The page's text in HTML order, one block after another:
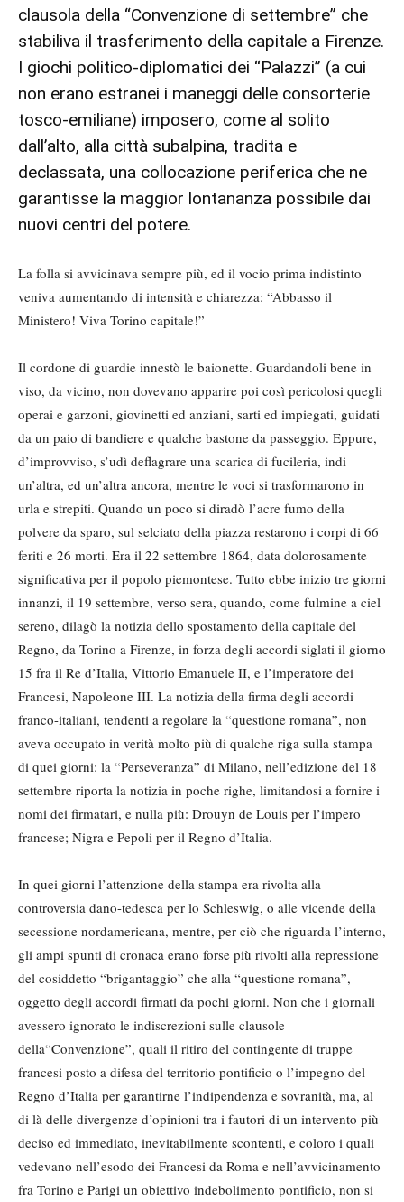
clausola della “Convenzione di settembre” che
stabiliva il trasferimento della capitale a Firenze.
I giochi politico-diplomatici dei “Palazzi” (a cui
non erano estranei i maneggi delle consorterie
tosco-emiliane) imposero, come al solito
dall’alto, alla città subalpina, tradita e
declassata, una collocazione periferica che ne
garantisse la maggior lontananza possibile dai
nuovi centri del potere.
La folla si avvicinava sempre più, ed il vocio prima indistinto
veniva aumentando di intensità e chiarezza: “Abbasso il
Ministero! Viva Torino capitale!”
Il cordone di guardie innestò le baionette. Guardandoli bene in
viso, da vicino, non dovevano apparire poi così pericolosi quegli
operai e garzoni, giovinetti ed anziani, sarti ed impiegati, guidati
da un paio di bandiere e qualche bastone da passeggio. Eppure,
d’improvviso, s’udì deflagrare una scarica di fucileria, indi
un’altra, ed un’altra ancora, mentre le voci si trasformarono in
urla e strepiti. Quando un poco si diradò l’acre fumo della
polvere da sparo, sul selciato della piazza restarono i corpi di 66
feriti e 26 morti. Era il 22 settembre 1864, data dolorosamente
significativa per il popolo piemontese. Tutto ebbe inizio tre giorni
innanzi, il 19 settembre, verso sera, quando, come fulmine a ciel
sereno, dilagò la notizia dello spostamento della capitale del
Regno, da Torino a Firenze, in forza degli accordi siglati il giorno
15 fra il Re d’Italia, Vittorio Emanuele II, e l’imperatore dei
Francesi, Napoleone III. La notizia della firma degli accordi
franco-italiani, tendenti a regolare la “questione romana”, non
aveva occupato in verità molto più di qualche riga sulla stampa
di quei giorni: la “Perseveranza” di Milano, nell’edizione del 18
settembre riporta la notizia in poche righe, limitandosi a fornire i
nomi dei firmatari, e nulla più: Drouyn de Louis per l’impero
francese; Nigra e Pepoli per il Regno d’Italia.
In quei giorni l’attenzione della stampa era rivolta alla
controversia dano-tedesca per lo Schleswig, o alle vicende della
secessione nordamericana, mentre, per ciò che riguarda l’interno,
gli ampi spunti di cronaca erano forse più rivolti alla repressione
del cosiddetto “brigantaggio” che alla “questione romana”,
oggetto degli accordi firmati da pochi giorni. Non che i giornali
avessero ignorato le indiscrezioni sulle clausole
della“Convenzione”, quali il ritiro del contingente di truppe
francesi posto a difesa del territorio pontificio o l’impegno del
Regno d’Italia per garantirne l’indipendenza e sovranità, ma, al
di là delle divergenze d’opinioni tra i fautori di un intervento più
deciso ed immediato, inevitabilmente scontenti, e coloro i quali
vedevano nell’esodo dei Francesi da Roma e nell’avvicinamento
fra Torino e Parigi un obiettivo indebolimento pontificio, non si